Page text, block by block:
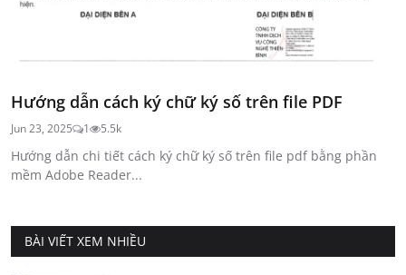
Hướng dẫn cách ký chữ ký số trên file PDF
Jun 23, 2025 1 5.5k
Hướng dẫn chi tiết cách ký chữ ký số trên file pdf bằng phần
mềm Adobe Reader...
BÀI VIẾT XEM NHIỀU